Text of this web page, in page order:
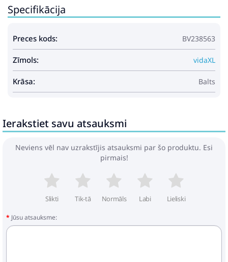
Specifikācija
Preces kods: BV238563
Zīmols: vidaXL
Krāsa: Balts
Ierakstiet savu atsauksmi
Neviens vēl nav uzrakstījis atsauksmi par šo produktu. Esi
pirmais!
Slikti Tik-tā Normāls Labi Lieliski
Jūsu atsauksme: